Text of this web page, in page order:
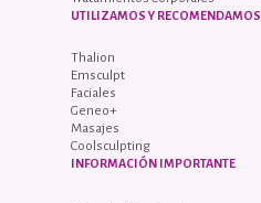
UTILIZAMOS Y RECOMENDAMOS
Thalion
Emsculpt
Faciales
Geneo+
Masajes
Coolsculpting
INFORMACIÓN IMPORTANTE